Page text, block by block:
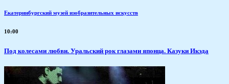
Екатеринбургский музей изобразительных искусств
10:00
Под колесами любви. Уральский рок глазами японца. Казуки Икэда